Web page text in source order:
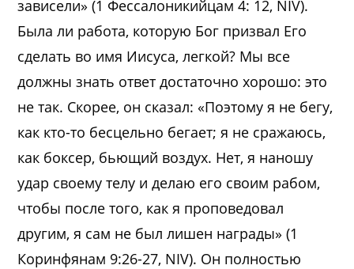
зависели» (1 Фессалоникийцам 4: 12, NIV).
Была ли работа, которую Бог призвал Его
сделать во имя Иисуса, легкой? Мы все
должны знать ответ достаточно хорошо: это
не так. Скорее, он сказал: «Поэтому я не бегу,
как кто-то бесцельно бегает; я не сражаюсь,
как боксер, бьющий воздух. Нет, я наношу
удар своему телу и делаю его своим рабом,
чтобы после того, как я проповедовал
другим, я сам не был лишен награды» (1
Коринфянам 9:26-27, NIV). Он полностью